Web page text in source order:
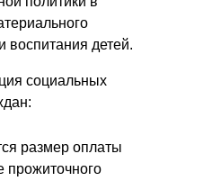
воспитания детей.
социальных
размер оплаты
прожиточного